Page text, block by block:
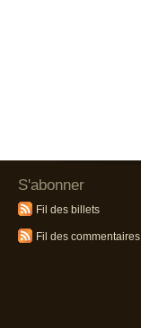
S'abonner
Fil des billets
Fil des commentaires